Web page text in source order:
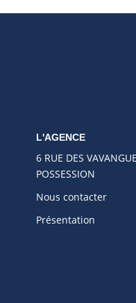
L'AGENCE
6 RUE DES
POSSESSION
Nous contacter
Présentation